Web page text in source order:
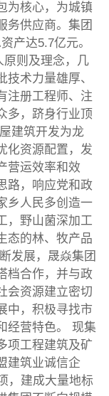
为核心，为城镇
务供应商。集团
产达5.7亿元。
原则及理念，几
术力量雄厚、
注册工程师、注
多，跻身行业顶
建筑开发为龙
化资源配置，发
营运效率和效
路，响应党和政
乡人民多创造一
，野山菌深加工
态的林、牧产品
发展，晟焱集团
档合作，并与政
会资源建立密切
中，积极寻找市
经营特色。 现集
项工程建筑及矿
建筑业诚信企
，建成大量地标